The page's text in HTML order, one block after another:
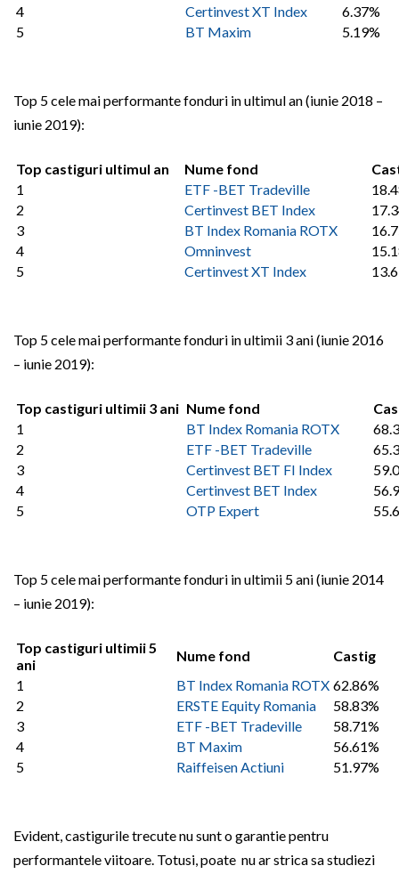
4
Certinvest XT Index
6.37%
5
BT Maxim 5.19%
Top 5 cele mai performante fonduri in ultimul an (iunie 2018 –
iunie 2019):
Top castiguri ultimul an Nume fond
1
ETF -BET Tradeville
2
Certinvest BET Index
3
BT Index Romania ROTX
4
Omninvest
5
Certinvest XT Index
Top 5 cele mai performante fonduri in ultimii 3 ani (iunie 2016
– iunie 2019):
Top castiguri ultimii 3 ani Nume fond
1
BT Index Romania ROTX
2
ETF -BET Tradeville
3
Certinvest BET FI Index
4
Certinvest BET Index
5
OTP Expert
Top 5 cele mai performante fonduri in ultimii 5 ani (iunie 2014
– iunie 2019):
Top castiguri ultimii 5
ani
Nume fond
Castig
1
BT Index Romania ROTX 62.86%
2
ERSTE Equity Romania
58.83%
3
ETF -BET Tradeville
58.71%
4
BT Maxim
56.61%
5
Raiffeisen Actiuni 51.97%
Evident, castigurile trecute nu sunt o garantie pentru
performantele viitoare. Totusi, poate nu ar strica sa studiezi